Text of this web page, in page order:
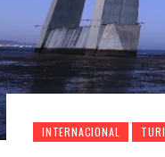
INTERNACIONAL